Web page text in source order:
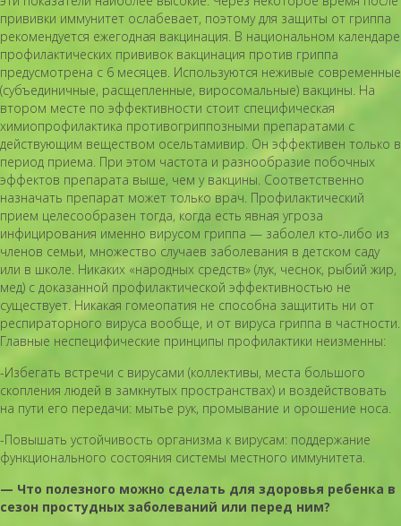
прививки иммунитет ослабевает, поэтому для защиты от гриппа
рекомендуется ежегодная вакцинация. В национальном календаре
профилактических прививок вакцинация против гриппа
предусмотрена с 6 месяцев. Используются неживые современные
(субъединичные, расщепленные, виросомальные) вакцины. На
втором месте по эффективности стоит специфическая
химиопрофилактика противогриппозными препаратами с
действующим веществом осельтамивир. Он эффективен только в
период приема. При этом частота и разнообразие побочных
эффектов препарата выше, чем у вакцины. Соответственно
назначать препарат может только врач. Профилактический
прием целесообразен тогда, когда есть явная угроза
инфицирования именно вирусом гриппа — заболел кто-либо из
членов семьи, множество случаев заболевания в детском саду
или в школе. Никаких «народных средств» (лук, чеснок, рыбий жир,
мед) с доказанной профилактической эффективностью не
существует. Никакая гомеопатия не способна защитить ни от
респираторного вируса вообще, и от вируса гриппа в частности.
Главные неспецифические принципы профилактики неизменны:
-Избегать встречи с вирусами (коллективы, места большого
скопления людей в замкнутых пространствах) и воздействовать
на пути его передачи: мытье рук, промывание и орошение носа.
-Повышать устойчивость организма к вирусам: поддержание
функционального состояния системы местного иммунитета.
— Что полезного можно сделать для здоровья ребенка в
сезон простудных заболеваний или перед ним?